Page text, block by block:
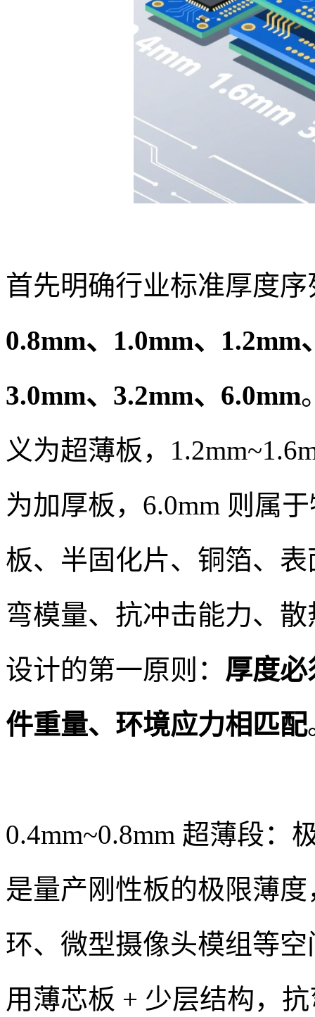
首先明确行业标准厚度序
0.8mm、1.0mm、1.2mm
3.0mm、3.2mm、6.0mm
义为超薄板，
为加厚板，6.0mm 则属
板、半固化片、铜箔、
弯模量、抗冲击能力、
设计的第一原则： 厚度
件重量、环境应力相匹配
0.4mm~0.8mm 超薄段：
是量产刚性板的极限薄
环、微型摄像头模组等
用薄芯板 + 少层结构，